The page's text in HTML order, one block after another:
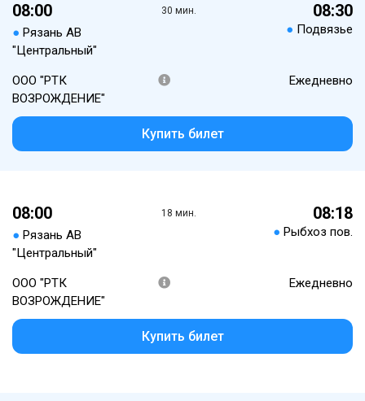
08:00
● Рязань АВ
"Центральный"
30 мин. 08:30
● Подвязье
ООО "РТК
ВОЗРОЖДЕНИЕ"
Ежедневно
Купить билет
08:00
● Рязань АВ
"Центральный"
18 мин. 08:18
● Рыбхоз пов.
ООО "РТК
ВОЗРОЖДЕНИЕ"
Ежедневно
Купить билет